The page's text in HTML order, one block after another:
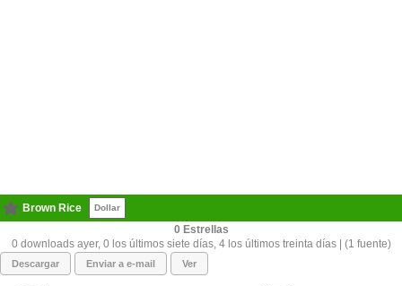
Brown Rice Dollar
0
0 downloads ayer, 0 los últimos siete días, 4 los últimos treinta días | (1 fuente)
Descargar Enviar a e-mail Ver